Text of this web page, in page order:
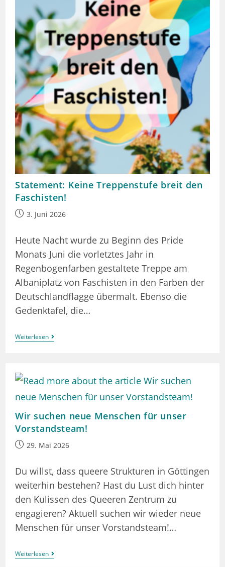
Statement: Keine Treppenstufe breit den
Faschisten!
Beitrag3. Juni 2026
Heute Nacht wurde zu Beginn des Pride
Monats Juni die vorletztes Jahr in
Regenbogenfarben gestaltete Treppe am
Albaniplatz von Faschisten in den Farben der
Deutschlandflagge übermalt. Ebenso die
Gedenktafel, die…
WeiterlesenStatement:
Keine
Faschisten!
Wir suchen neue Menschen für unser
Vorstandsteam!
Beitrag29. Mai 2026
Du willst, dass queere Strukturen in Göttingen
weiterhin bestehen? Hast du Lust dich hinter
den Kulissen des Queeren Zentrum zu
engagieren? Aktuell suchen wir wieder neue
Menschen für unser Vorstandsteam!…
WeiterlesenWir
Suchen